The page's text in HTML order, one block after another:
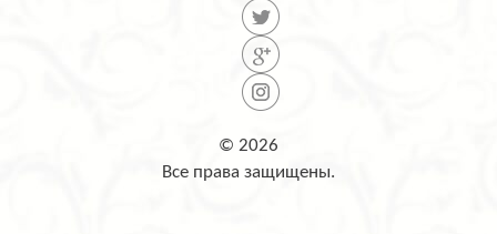
© 2026
Все права защищены.